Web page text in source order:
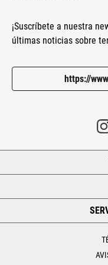
¡Suscríbete a nuestra
últimas noticias sobre
https://